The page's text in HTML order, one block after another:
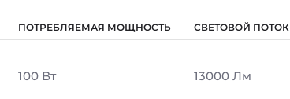
ПОТРЕБЛЯЕМАЯ МОЩНОСТЬ СВЕТОВОЙ ПОТОК
100 Вт 13000 Лм